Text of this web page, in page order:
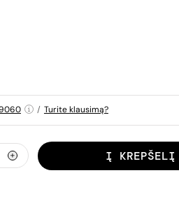
/ Turite klausimą?
Į KREPŠELĮ